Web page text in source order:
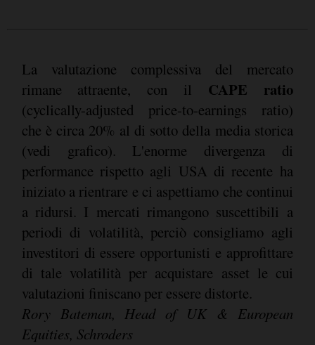
La valutazione complessiva del mercato
rimane attraente, con il CAPE ratio
(cyclically-adjusted price-to-earnings ratio)
che è circa 20% al di sotto della media storica
(vedi grafico). L'enorme divergenza di
performance rispetto agli USA di recente ha
iniziato a rientrare e ci aspettiamo che continui
a ridursi. I mercati rimangono suscettibili a
periodi di volatilità, perciò consigliamo agli
investitori di essere opportunisti e approfittare
di tale volatilità per acquistare asset le cui
valutazioni finiscano per essere distorte.
Rory Bateman, Head of UK & European
Equities, Schroders